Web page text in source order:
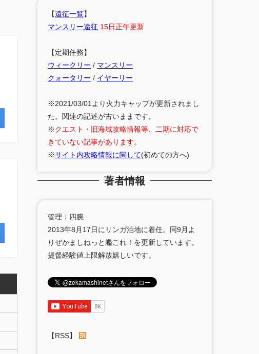
【遠征一覧】
マンスリー遠征 15日正午更新
【定期任務】
ウィークリー / マンスリー
クォータリー / イヤーリー
※2021/03/01より火力キャップが更新されまし
た。関連の記述が古いままです。
※クエスト・旧海域攻略情報等、二期に対応で
きていない記事があります。
※サイト内攻略情報に関して(初めての方へ)
著者情報
管理：四腕
2013年8月17日にリンガ泊地に着任。同9月よ
りぜかましねっと艦これ！を更新しています。
提督経験値上限解放嬉しいです。
【RSS】